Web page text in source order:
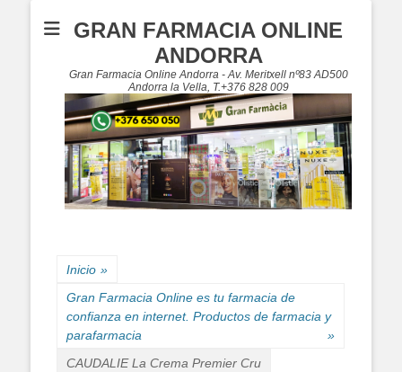
GRAN FARMACIA ONLINE
ANDORRA
Gran Farmacia Online Andorra - Av. Meritxell nº83 AD500
Andorra la Vella, T.+376 828 009
Inicio »
Gran Farmacia Online es tu farmacia de
confianza en internet. Productos de farmacia y
parafarmacia
»
CAUDALIE La Crema Premier Cru